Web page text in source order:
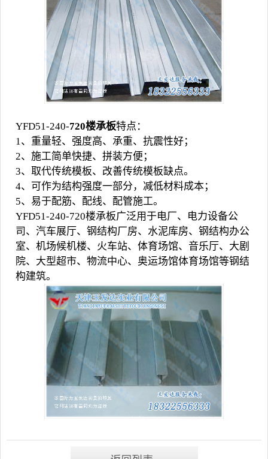
YFD51-240-720楼承板特点：
1、重量轻、强度高、承重、抗震性好；
2、施工简单快捷、拼装方便；
3、取代传统模板、改善传统模板缺点。
4、可作为结构强度一部分，减低材料成本；
5、易于配筋、配线、配管施工。
YFD51-240-720楼承板广泛用于电厂、电力设备公
司、汽车展厅、钢结构厂房、水泥库房、钢结构办公
室、机场候机楼、火车站、体育场馆、音乐厅、大剧
院、大型超市、物流中心、奥运场馆体育场馆等钢结
构建筑。